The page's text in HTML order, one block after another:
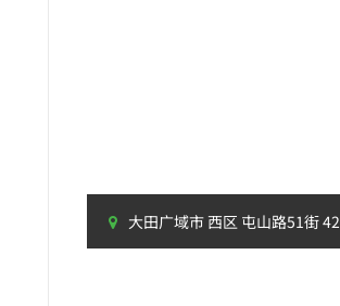
大田广域市 西区 屯山路51街 42